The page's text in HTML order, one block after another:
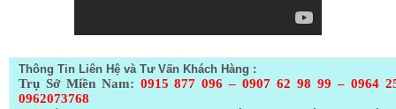
Thông Tin Liên Hệ và Tư Vấn Khách Hàng :
Trụ Sở Miền Nam: 0915 877 096 – 0907 62 98 99 – 0964
0962073768